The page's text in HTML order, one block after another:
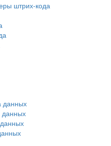
штрих-кода
данных
данных